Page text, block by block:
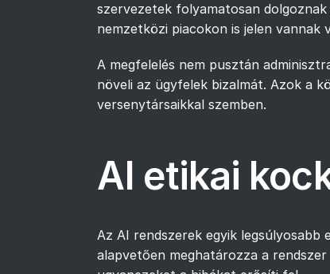
szervezetek folyamatosan
nemzetközi piacokon is jelen vannak
A megfelelés nem pusztán
növeli az ügyfelek bizalmát. Azok a
versenytársaikkal szemben.
AI etikai
Az AI rendszerek egyik
alapvetően meghatározza a